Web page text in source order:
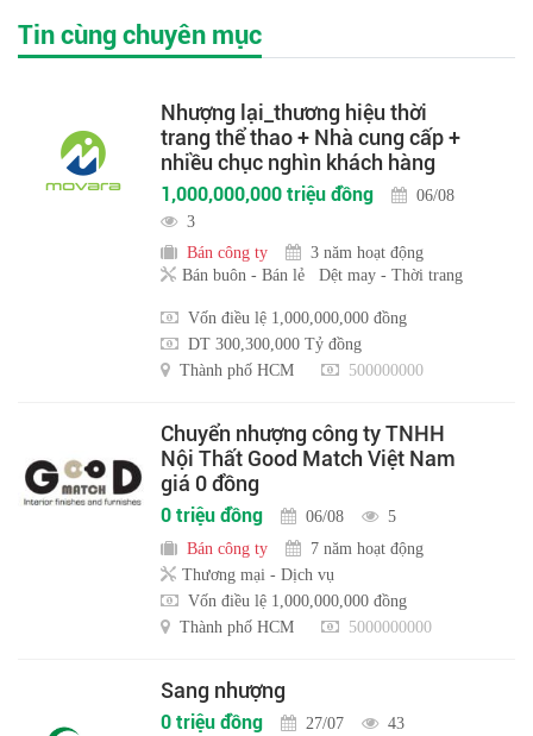
Tin cùng chuyên mục
Nhượng lại_thương hiệu thời
trang thể thao + Nhà cung cấp +
nhiều chục nghìn khách hàng
1,000,000,000 triệu đồng
06/08
3
Bán công ty
3 năm hoạt động
Bán buôn - Bán lẻ
Dệt may - Thời trang
Vốn điều lệ 1,000,000,000 đồng
DT 300,300,000 Tỷ đồng
Thành phố HCM
500000000
Chuyển nhượng công ty TNHH
Nội Thất Good Match Việt Nam
giá 0 đồng
0 triệu đồng 06/08
5
Bán công ty
7 năm hoạt động
Thương mại - Dịch vụ
Vốn điều lệ 1,000,000,000 đồng
Thành phố HCM
5000000000
Sang nhượng
0 triệu đồng 27/07
43